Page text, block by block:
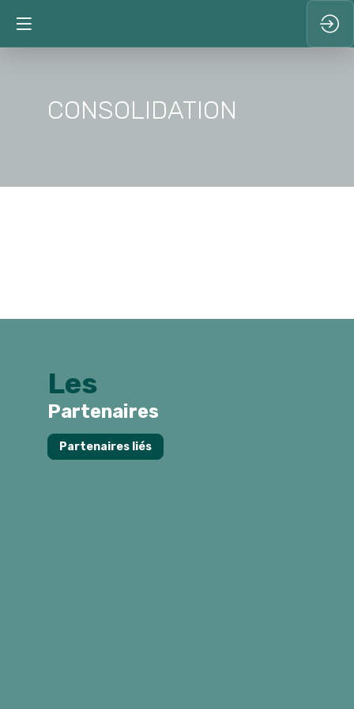
CONSOLIDATION
Les
Partenaires
Partenaires liés